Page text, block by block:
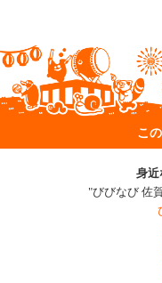
こ
身近
"びびなび 佐